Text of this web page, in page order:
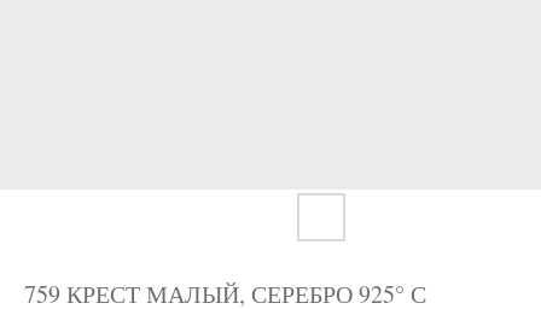
759 КРЕСТ МАЛЫЙ, СЕРЕБРО 925° С